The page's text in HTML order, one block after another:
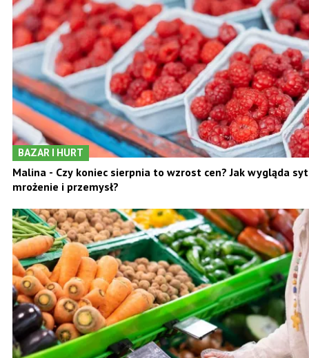
odnotowują wzrost?
BAZAR I HURT
Malina - Czy koniec sierpnia to wzrost cen? Jak wygląda
mrożenie i przemysł?